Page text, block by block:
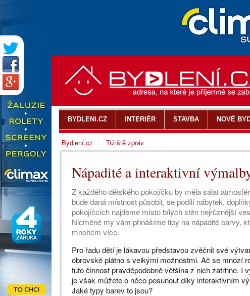
Nápadité a interaktivní
Z každého dětského pokojíčku by měla sálat
bude daná místnost působit, se podílí nábytek,
pokojíčcích najdeme místo bílých stěn nejrůznější
Nicméně my vám přinášíme tipy na nápadité barvy,
mnohem více.
Pro řadu dětí je lákavou představou zvěčnit své
obrovské plátno s velkými možnostmi. Ač se mnozí
tuto činnost pravděpodobně většina z nich zatrhne. I
je však můžete o něco posunout díky interaktivním
Jaké typy barev to jsou?
BYDLENI.CZ INTERIÉR STAVBA NOVÉ
Bydlení.cz Tržiště zpráv